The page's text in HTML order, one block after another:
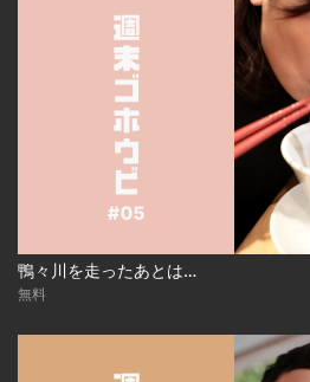
鴨々川を走ったあとは…
無料